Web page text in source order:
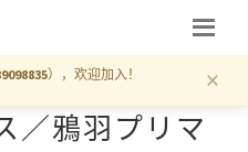
），欢迎加入！ ×
／鴉羽プリマ